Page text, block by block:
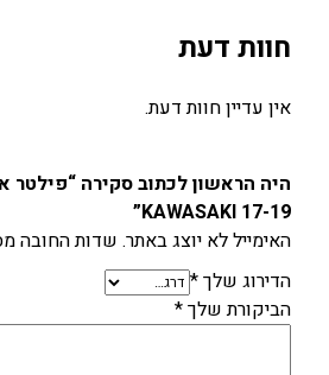
1חוות דעת
אין עדיין חוות דעת.
היה הראשון לכתוב סקירה “פילטר
KAWASAKI 17-19”
האימייל לא יוצג באתר. שדות החובה
הדירוג שלך*
הביקורת שלך*